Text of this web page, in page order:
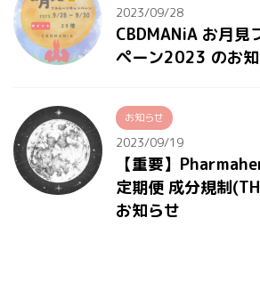
2023/09/28
CBDMANiA お月見
ペーン2023 のお
お知らせ
2023/09/19
【重要】
定期便 成分規制
お知らせ